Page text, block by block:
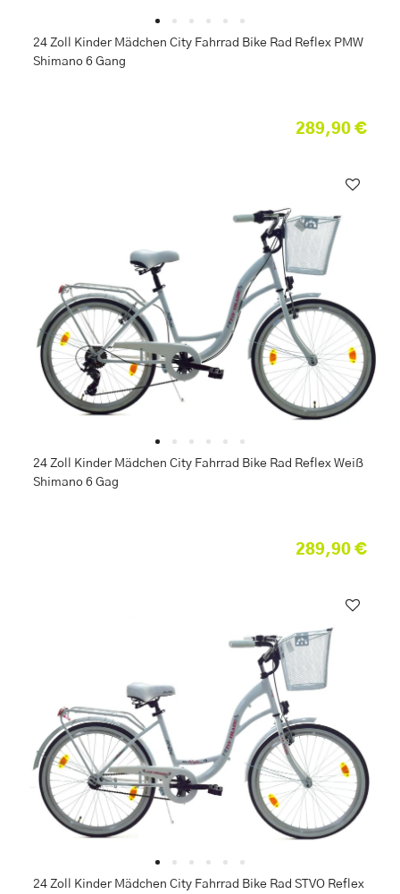
24 Zoll Kinder Mädchen City Fahrrad Bike Rad Reflex PMW
Shimano 6 Gang
289,90 €
24 Zoll Kinder Mädchen City Fahrrad Bike Rad Reflex Weiß
Shimano 6 Gag
289,90 €
24 Zoll Kinder Mädchen City Fahrrad Bike Rad STVO Reflex